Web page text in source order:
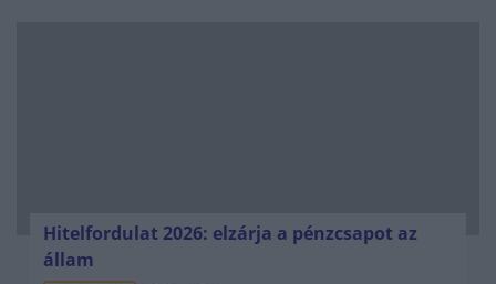
Hitelfordulat 2026: elzárja a pénzcsapot az
állam